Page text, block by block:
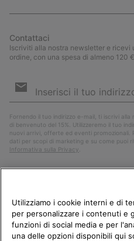
Contattaci
Iscriviti alla nostra newsletter e ricevi
ordine, con una spesa di almeno 120
e-
Fornendo il tuo indirizzo e-mail, ti iscrivi
di benvenuto del 15%. Utilizzeremo il tuo
nuovi arrivi, offerte ed eventi promozionali.
dati per scopi di marketing e su come puoi
Informativa sulla Privacy
Utilizziamo i cookie interni e di
per personalizzare i contenuti e
funzioni di social media e per
una delle opzioni disponibili qui